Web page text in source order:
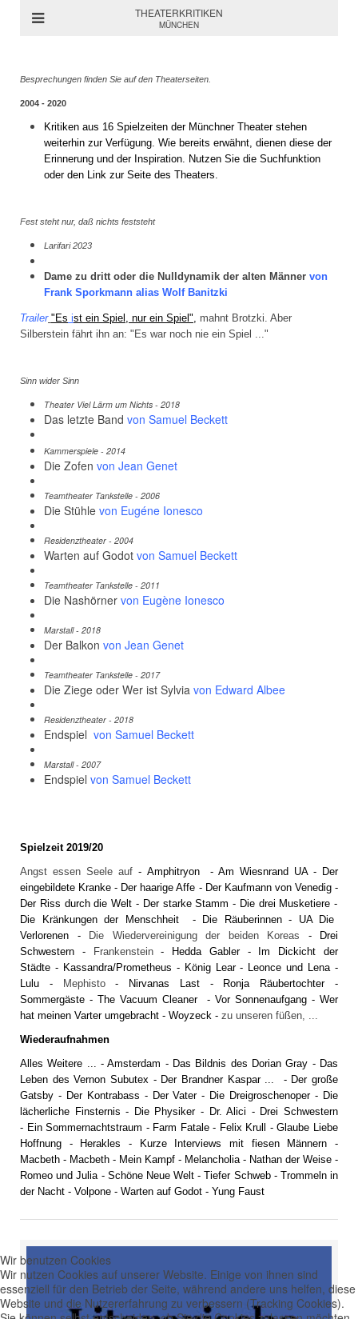
THEATERKRITIKEN
MÜNCHEN
Besprechungen finden Sie auf den Theaterseiten.
2004 - 2020
Kritiken aus 16 Spielzeiten der Münchner Theater stehen
weiterhin zur Verfügung. Wie bereits erwähnt, dienen diese der
Erinnerung und der Inspiration. Nutzen Sie die Suchfunktion
oder den Link zur Seite des Theaters.
Fest steht nur, daß nichts feststeht
Larifari 2023
Dame zu dritt oder die Nulldynamik der alten Männer von
Frank Sporkmann alias Wolf Banitzki
Trailer "Es ist ein Spiel, nur ein Spiel", mahnt Brotzki. Aber
Silberstein fährt ihn an: "Es war noch nie ein Spiel ..."
Sinn wider Sinn
Theater Viel Lärm um Nichts - 2018
Das letzte Band von Samuel Beckett
Kammerspiele - 2014
Die Zofen von Jean Genet
Teamtheater Tankstelle - 2006
Die Stühle von Eugéne Ionesco
Residenztheater - 2004
Warten auf Godot von Samuel Beckett
Teamtheater Tankstelle - 2011
Die Nashörner von Eugène Ionesco
Marstall - 2018
Der Balkon von Jean Genet
Teamtheater Tankstelle - 2017
Die Ziege oder Wer ist Sylvia von Edward Albee
Residenztheater - 2018
Endspiel von Samuel Beckett
Marstall - 2007
Endspiel von Samuel Beckett
Spielzeit 2019/20
Angst essen Seele auf - Amphitryon -Am Wiesnrand UA - Der
eingebildete Kranke - Der haarige Affe - Der Kaufmann von Venedig-
Der Riss durch die Welt - Der starke Stamm - Die drei Musketiere -
Die Kränkungen der Menschheit
- Die Räuberinnen- UA Die
Verlorenen - Die Wiedervereinigung der beiden Koreas -
Drei
Schwestern - Frankenstein- Hedda Gabler-
Im Dickicht der
Städte - Kassandra/Prometheus - König Lear- Leonce und Lena-
Lulu - Mephisto - Nirvanas Last - Ronja Räubertochter-
Sommergäste - The Vacuum Cleaner - Vor Sonnenaufgang - Wer
hat meinen Varter umgebracht - Woyzeck - zu unseren füßen, ...
Wiederaufnahmen
Alles Weitere ... -Amsterdam - Das Bildnis des Dorian Gray - Das
Leben des Vernon Subutex - Der Brandner Kaspar ... - Der große
Gatsby - Der Kontrabass - Der Vater- Die Dreigroschenoper- Die
lächerliche Finsternis - Die Physiker- Dr. Alici - Drei Schwestern
- Ein Sommernachtstraum - Farm Fatale- Felix Krull -Glaube Liebe
Hoffnung - Herakles - Kurze Interviews mit fiesen Männern -
Macbeth - Macbeth - Mein Kampf - Melancholia - Nathan der Weise -
Romeo und Julia- Schöne Neue Welt -Tiefer Schweb- Trommeln in
der Nacht - Volpone - Warten auf Godot - Yung Faust
Wir benutzen Cookies
Wir nutzen Cookies auf unserer Website. Einige von ihnen sind
essenziell für den Betrieb der Seite, während andere uns helfen, diese
Website und die Nutzererfahrung zu verbessern (Tracking Cookies).